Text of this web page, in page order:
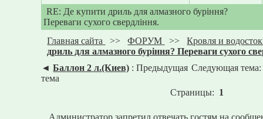
RE: Де купити дриль для алмазного буріння?
Переваги сухого свердління.
Главная сайта
>>ФОРУМ >>Кровля и
дриль для алмазного буріння? Переваги сухого
◄Баллон 2 л.(Киев) : Предыдущая
тема
Следующая
Страницы: 1
Администратор запретил отвечать гостям на